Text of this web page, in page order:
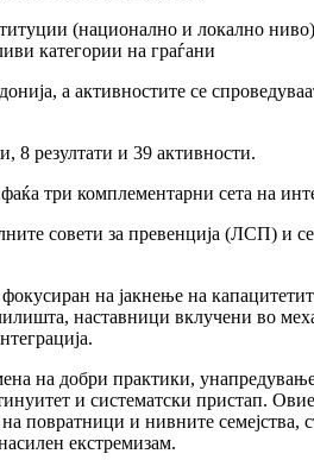
(национално и локално
категории на граѓани
а активностите се
8 резултати и 39 активности.
три комплементарни сета на
совети за превенција (ЛСП) и
на јакнење на
наставници вклучени во
на добри практики,
и систематски пристап.
на повратници и нивните
екстремизам.